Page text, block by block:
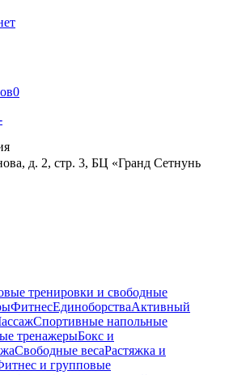
0
д. 2, стр. 3, БЦ «Гранд Сетнунь
тренировки и свободные
ФитнесЕдиноборстваАктивный
Спортивные напольные
тренажерыБокс и
Свободные весаРастяжка и
и групповые